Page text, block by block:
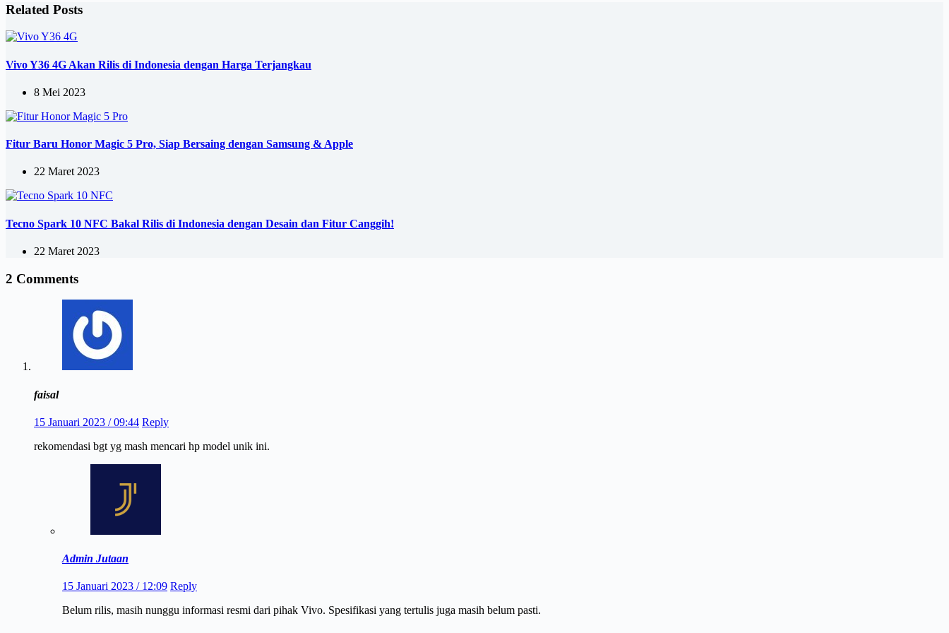
Related Posts
Vivo Y36 4G Akan Rilis di Indonesia dengan Harga Terjangkau
8 Mei 2023
Fitur Baru Honor Magic 5 Pro, Siap Bersaing dengan Samsung & Apple
22 Maret 2023
Tecno Spark 10 NFC Bakal Rilis di Indonesia dengan Desain dan Fitur Canggih!
22 Maret 2023
2 Comments
faisal
15 Januari 2023 / 09:44 Reply
rekomendasi bgt yg mash mencari hp model unik ini.
Admin Jutaan
15 Januari 2023 / 12:09 Reply
Belum rilis, masih nunggu informasi resmi dari pihak Vivo. Spesifikasi yang tertulis juga masih belum pasti.